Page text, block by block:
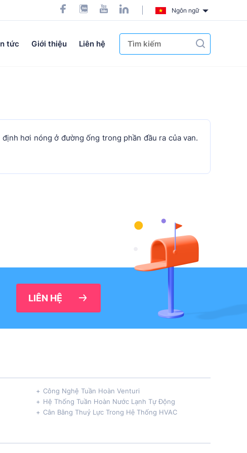
Ngôn ngữ
tức Giới thiệu Liên hệ
hơi nóng ở đường ống trong phần đầu ra của van.
LIÊN HỆ
Công Nghệ Tuần Hoàn Venturi
Hệ Thống Tuần Hoàn Nước Lạnh Tự Động
Cân Bằng Thuỷ Lực Trong Hệ Thống HVAC